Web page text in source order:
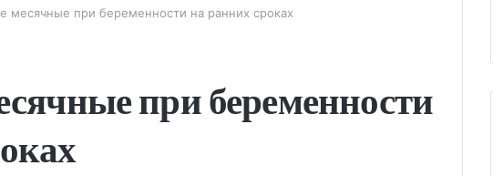
месячные при беременности на ранних сроках
при беременности